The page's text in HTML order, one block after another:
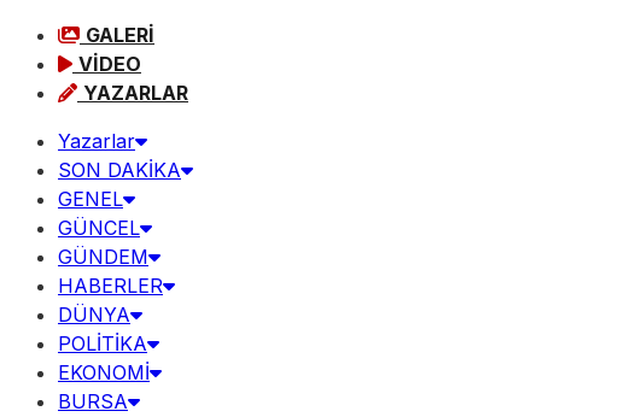
GALERİ
VİDEO
YAZARLAR
Yazarlar
SON DAKİKA
GENEL
GÜNCEL
GÜNDEM
HABERLER
DÜNYA
POLİTİKA
EKONOMİ
BURSA